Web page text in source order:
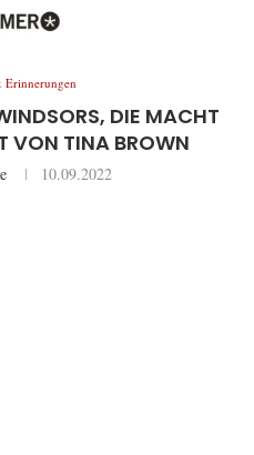
DIE MACHT
VON TINA BROWN
10.09.2022